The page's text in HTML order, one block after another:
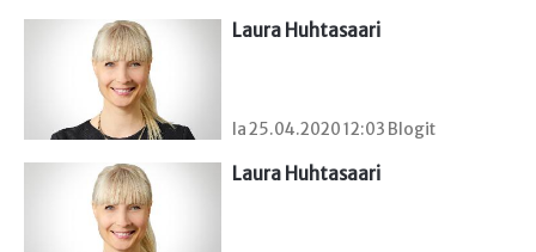
Laura Huhtasaari
la 25.04.2020 12:03 Blogit
Laura Huhtasaari